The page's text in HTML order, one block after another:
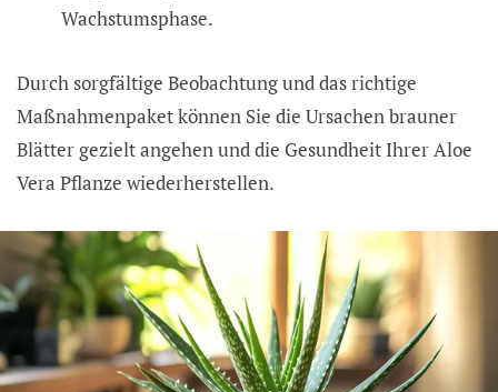
Wachstumsphase.
Durch sorgfältige Beobachtung und das richtige
Maßnahmenpaket können Sie die Ursachen brauner
Blätter gezielt angehen und die Gesundheit Ihrer Aloe
Vera Pflanze wiederherstellen.